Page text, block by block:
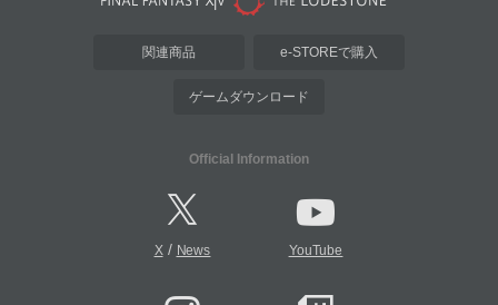
関連商品 e-STOREで購入
ゲームダウンロード
Official Information
X/ News YouTube